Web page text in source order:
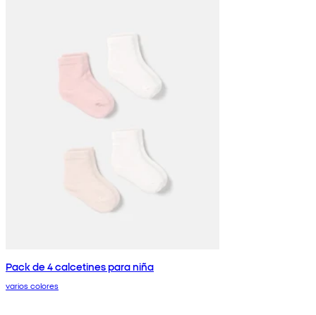
Pack de 4 calcetines para niña
varios colores